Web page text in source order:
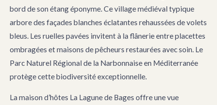
bord de son étang éponyme. Ce village médiéval typique
arbore des façades blanches éclatantes rehaussées de volets
bleus. Les ruelles pavées invitent à la flânerie entre placettes
ombragées et maisons de pêcheurs restaurées avec soin. Le
Parc Naturel Régional de la Narbonnaise en Méditerranée
protège cette biodiversité exceptionnelle.
La maison d’hôtes La Lagune de Bages offre une vue